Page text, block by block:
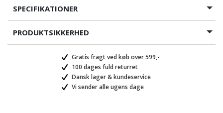
SPECIFIKATIONER
PRODUKTSIKKERHED
Gratis fragt ved køb over 599,-
100 dages fuld returret
Dansk lager & kundeservice
Vi sender alle ugens dage